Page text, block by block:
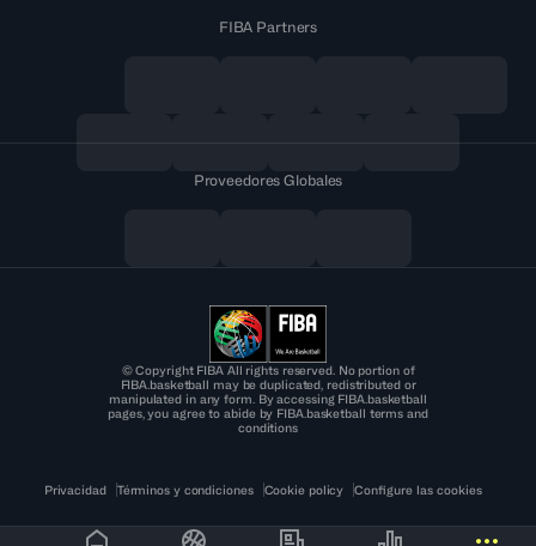
FIBA Partners
Proveedores Globales
© Copyright FIBA All rights reserved. No portion of
FIBA.basketball may be duplicated, redistributed or
manipulated in any form. By accessing FIBA.basketball
pages, you agree to abide by FIBA.basketball terms and
conditions
Privacidad Términos y condiciones Cookie policy Configure las cookies